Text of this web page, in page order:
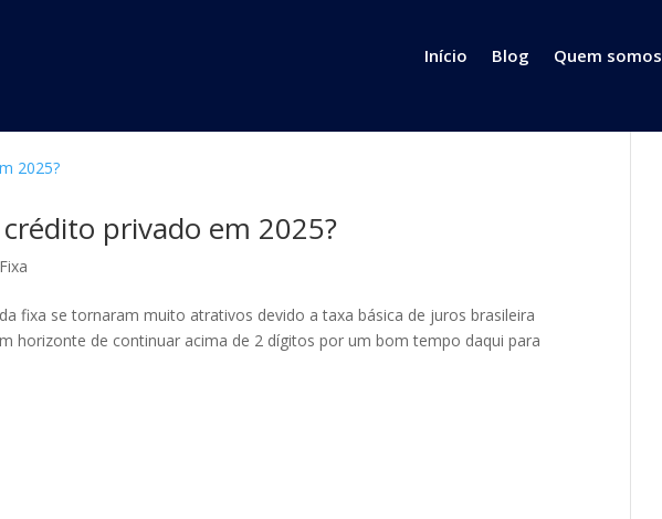
Início Blog Quem somos
privado em 2025?
fixa se tornaram muito atrativos devido a taxa básica de juros brasileira
horizonte de continuar acima de 2 dígitos por um bom tempo daqui para